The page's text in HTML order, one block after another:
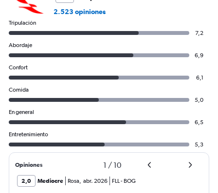
2.523 opiniones
Tripulación
7,2
Abordaje
6,9
Confort
6,1
Comida
5,0
En general
6,5
Entretenimiento
5,3
Opiniones 1 / 10
2,0 Mediocre Rosa, abr. 2026 FLL- BOG